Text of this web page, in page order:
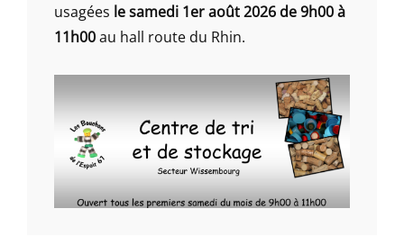
usagées le samedi 1er août 2026 de 9h00 à
11h00au hall route du Rhin.